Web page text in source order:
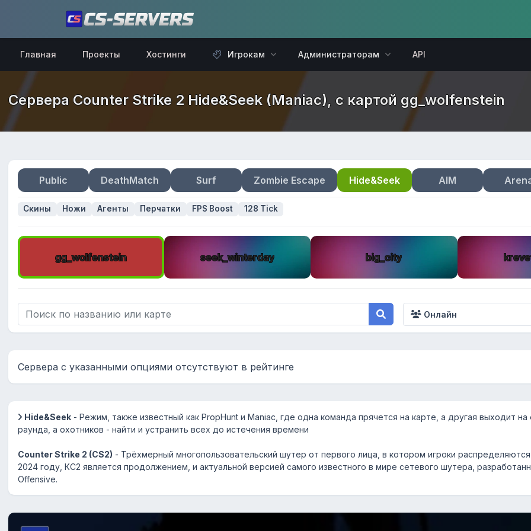
Главная Проекты Хостинги Игрокам Администраторам API
Сервера Counter Strike 2 Hide&Seek (Maniac), с картой gg_wolfenstein
Public DeathMatch Surf Zombie Escape Hide&Seek AIM
Скины Ножи Агенты Перчатки FPS Boost 128 Tick
gg_wolfenstein seek_winterday big_city
Онлайн
Сервера с указанными опциями отсутствуют в рейтинге
Hide&Seek - Режим, также известный как PropHunt и Maniac, где одна команда прячется на карте, а другая выходит
раунда, а охотников - найти и устранить всех до истечения времени
Counter Strike 2 (CS2) - Трёхмерный многопользовательский шутер от первого лица, в котором игроки
2024 году, КС2 является продолжением, и актуальной версией самого известного в мире сетевого шутера,
Offensive.